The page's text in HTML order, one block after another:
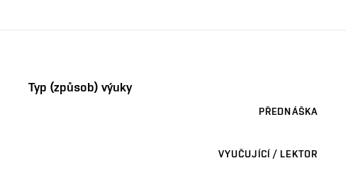
Typ (způsob) výuky
PŘEDNÁŠKA
VYUČUJÍCÍ / LEKTOR